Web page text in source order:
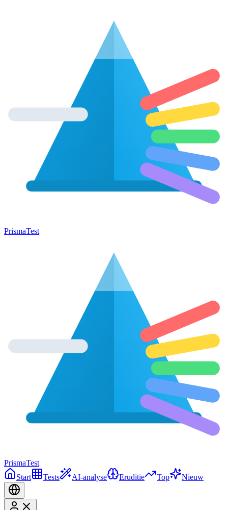
PrismaTest
PrismaTest
Start
Tests AI-analyse Eruditie Top Nieuw